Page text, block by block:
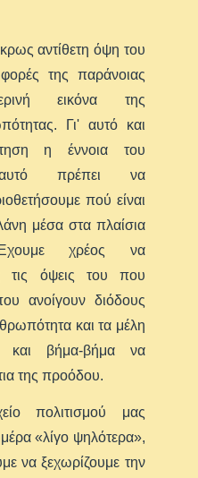
αντίθετη όψη του
της παράνοιας
εικόνα της
Γι' αυτό και
η έννοια του
πρέπει να
πού είναι
μέσα στα πλαίσια
χρέος να
τις όψεις του που
ανοίγουν διόδους
και τα μέλη
και βήμα-βήμα να
της προόδου.
πολιτισμού μας
«λίγο ψηλότερα»,
να ξεχωρίζουμε την